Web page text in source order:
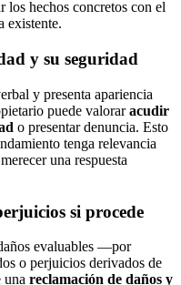
los hechos concretos con el
existente.
y su seguridad
y presenta apariencia
puede valoraracudir
o presentar denuncia. Esto
tenga relevancia
una respuesta
si procede
evaluables —por
o perjuicios derivados de
reclamación de daños y